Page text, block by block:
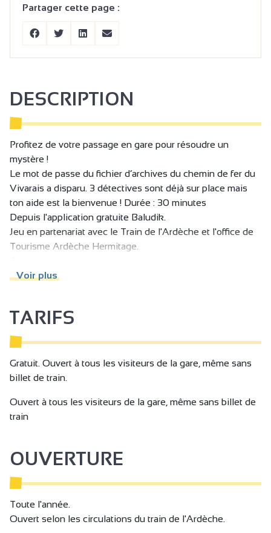
Partager cette page :
DESCRIPTION
Profitez de votre passage en gare pour résoudre un
mystère !
Le mot de passe du fichier d’archives du chemin de fer du
Vivarais a disparu. 3 détectives sont déjà sur place mais
ton aide est la bienvenue ! Durée : 30 minutes
Depuis l'application gratuite Baludik.
Jeu en partenariat avec le Train de l'Ardèche et l'office de
Tourisme Ardèche Hermitage.
Voir plus
TARIFS
Gratuit. Ouvert à tous les visiteurs de la gare, même sans
billet de train.
Ouvert à tous les visiteurs de la gare, même sans billet de
train
OUVERTURE
Toute l'année.
Ouvert selon les circulations du train de l'Ardèche.